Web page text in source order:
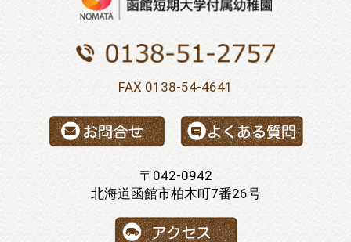
FAX 0138-54-4641
〒042-0942
北海道函館市柏木町7番26号